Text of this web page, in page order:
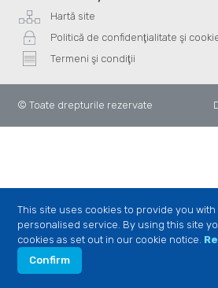
Hartă site
Politică de confidenţialitate şi
Termeni şi condiţii
© Toate drepturile rezervate
This site uses cookies to provide you
personalised service. By using this site
cookies as set out in our cookie notice.
Confirm